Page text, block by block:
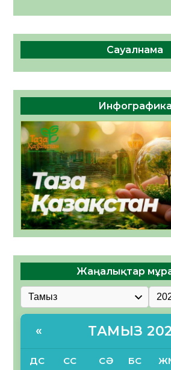
Сауалнама
Инфографика
Жаңалықтар
« ТАМЫЗ
ДС СС СӘ БС